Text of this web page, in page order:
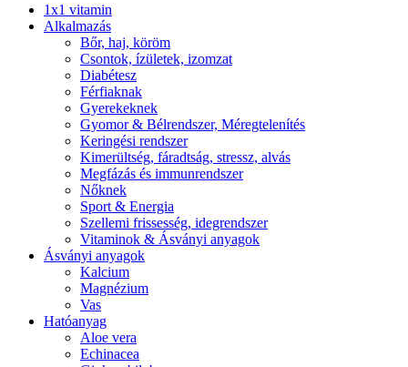
1x1 vitamin
Alkalmazás
Bőr, haj, köröm
Csontok, ízületek, izomzat
Diabétesz
Férfiaknak
Gyerekeknek
Gyomor & Bélrendszer, Méregtelenítés
Keringési rendszer
Kimerültség, fáradtság, stressz, alvás
Megfázás és immunrendszer
Nőknek
Sport & Energia
Szellemi frissesség, idegrendszer
Vitaminok & Ásványi anyagok
Ásványi anyagok
Kalcium
Magnézium
Vas
Hatóanyag
Aloe vera
Echinacea